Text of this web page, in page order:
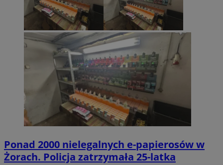
Ponad 2000 nielegalnych e-papierosów w
Żorach. Policja zatrzymała 25-latka